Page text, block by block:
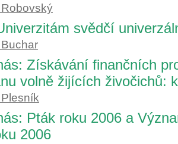
svědčí
Získávání finančních
volně žijících živočichů:
Pták roku 2006 a
2006